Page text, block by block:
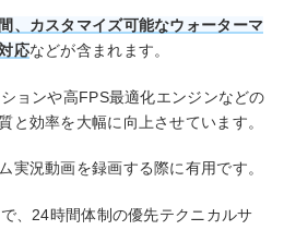
、カスタマイズ可能なウォーターマ
応などが含まれます。
ョンや高FPS最適化エンジンなどの
と効率を大幅に向上させています。
実況動画を録画する際に有用です。
、24時間体制の優先テクニカルサ